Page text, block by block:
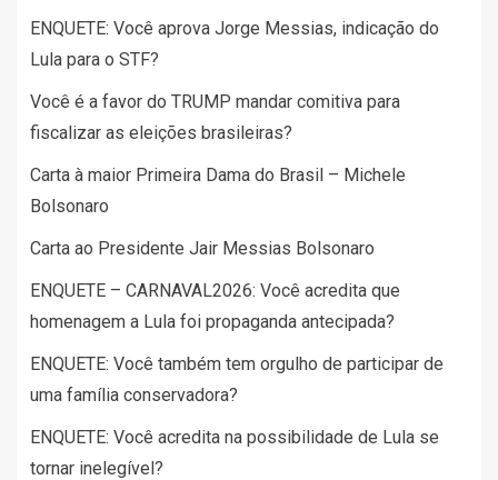
ENQUETE: Você aprova Jorge Messias, indicação do
Lula para o STF?
Você é a favor do TRUMP mandar comitiva para
fiscalizar as eleições brasileiras?
Carta à maior Primeira Dama do Brasil – Michele
Bolsonaro
Carta ao Presidente Jair Messias Bolsonaro
ENQUETE – CARNAVAL2026: Você acredita que
homenagem a Lula foi propaganda antecipada?
ENQUETE: Você também tem orgulho de participar de
uma família conservadora?
ENQUETE: Você acredita na possibilidade de Lula se
tornar inelegível?